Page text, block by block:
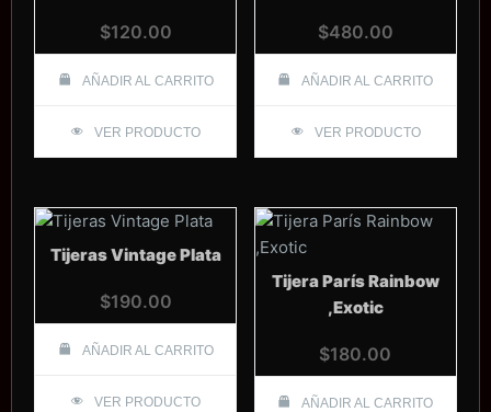
$120.00
AÑADIR AL CARRITO
VER PRODUCTO
$480.00
AÑADIR AL CARRITO
VER PRODUCTO
Tijeras Vintage Plata
$190.00
AÑADIR AL CARRITO
VER PRODUCTO
Tijera París Rainbow
,Exotic
$180.00
AÑADIR AL CARRITO